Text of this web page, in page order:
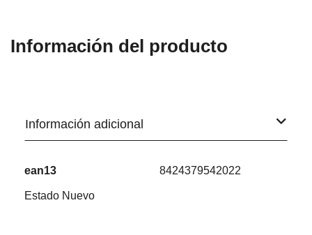
Información del producto
Información adicional
ean13 8424379542022
Estado Nuevo